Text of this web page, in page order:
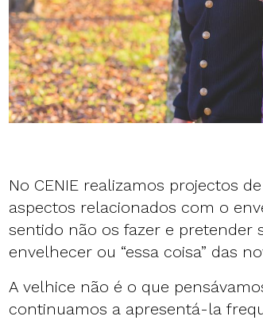
No CENIE realizamos projectos
aspectos relacionados com o
sentido não os fazer e pretender
envelhecer ou “essa coisa” das
A velhice não é o que
continuamos a apresentá-la